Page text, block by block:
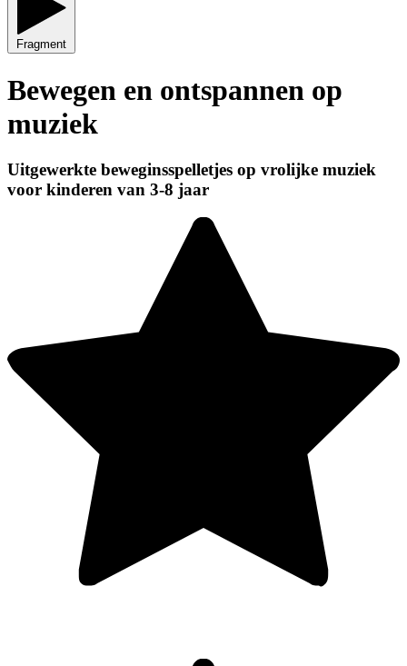
Fragment
Bewegen en ontspannen op
muziek
Uitgewerkte beweginsspelletjes op vrolijke muziek
voor kinderen van 3-8 jaar